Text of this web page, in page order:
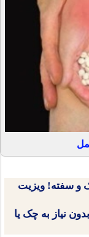
و سفته! ویزیت
نیاز به چک یا